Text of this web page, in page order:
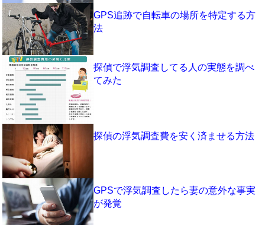
GPS追跡で自転車の場所を特定する方
法
探偵で浮気調査してる人の実態を調べ
てみた
探偵の浮気調査費を安く済ませる方法
GPSで浮気調査したら妻の意外な事実
が発覚